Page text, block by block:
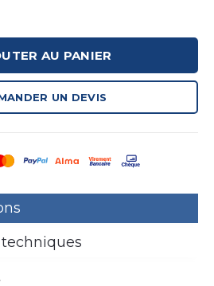
AU PANIER
UN DEVIS